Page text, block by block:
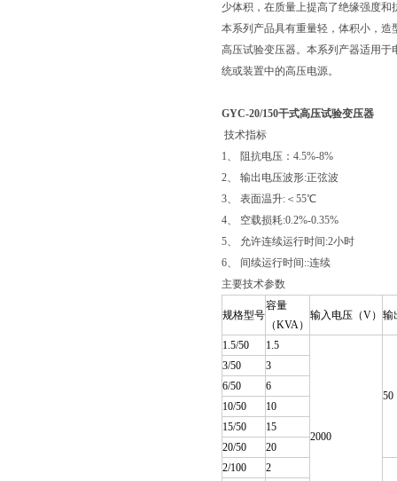
少体积，在质量上提高了绝缘强度
本系列产品具有重量轻，体积小，
高压试验变压器。本系列产器适用
统或装置中的高压电源。
GYC-20/150干式高压试验变压器
技术指标
1、 阻抗电压：4.5%-8%
2、 输出电压波形:正弦波
3、 表面温升:＜55℃
4、 空载损耗:0.2%-0.35%
5、 允许连续运行时间:2小时
6、 间续运行时间::连续
主要技术参数
规格型号
容量
（KVA）
输入电压（V） 输
1.5/50 1.5
2000
50
3/50
3
6/50
6
10/50
10
15/50
15
20/50
20
2/100
2